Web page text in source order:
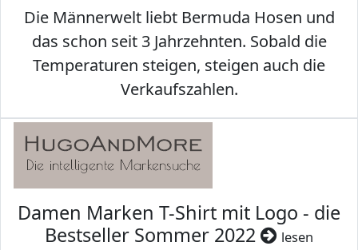
Die Männerwelt liebt Bermuda Hosen und
das schon seit 3 Jahrzehnten. Sobald die
Temperaturen steigen, steigen auch die
Verkaufszahlen.
Damen Marken T-Shirt mit Logo - die
Bestseller Sommer 2022
lesen